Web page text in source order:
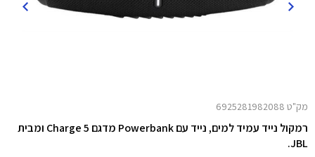
מק"ט 6925281982088
רמקול נייד עמיד למים, נייד עם Powerbank מדגם Charge 5 ומבית
JBL.